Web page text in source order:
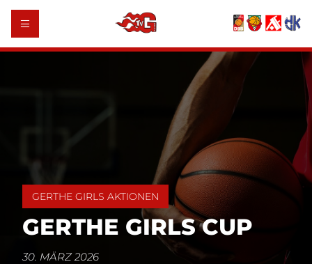
GERTHE GIRLS AKTIONEN
GERTHE GIRLS CUP
30. MÄRZ 2026